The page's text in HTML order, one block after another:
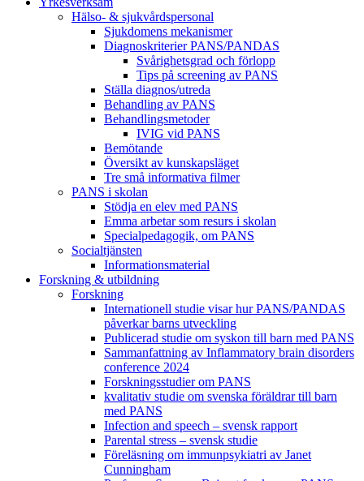
Hälso- & sjukvårdspersonal
Sjukdomens mekanismer
Diagnoskriterier PANS/PANDAS
Svårighetsgrad och förlopp
Tips på screening av PANS
Ställa diagnos/utreda
Behandling av PANS
Behandlings­metoder
IVIG vid PANS
Bemötande
Översikt av kunskapsläget
Tre små informativa filmer
PANS i skolan
Stödja en elev med PANS
Emma arbetar som resurs i skolan
Specialpedagogik, om PANS
Socialtjänsten
Informationsmaterial
Forskning & utbildning
Forskning
Internationell studie visar hur PANS/PANDAS
påverkar barns utveckling
Publicerad studie om syskon till barn med PANS
Sammanfattning av Inflammatory brain disorders
conference 2024
Forskningsstudier om PANS
kvalitativ studie om svenska föräldrar till barn
med PANS
Infection and speech – svensk rapport
Parental stress – svensk studie
Föreläsning om immunpsykiatri av Janet
Cunningham